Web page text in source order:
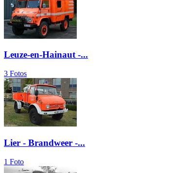
Leuze-en-Hainaut -...
3 Fotos
Lier - Brandweer -...
1 Foto